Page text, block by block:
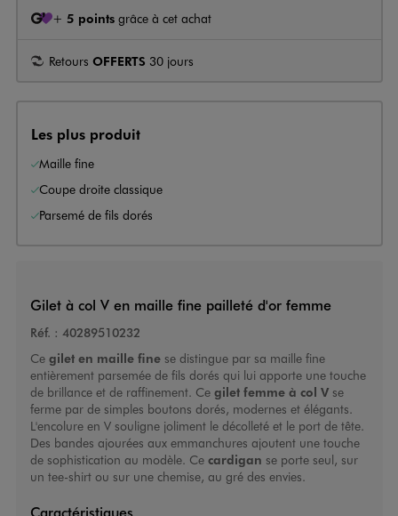
+ 5 points grâce à cet achat
Retours OFFERTS 30 jours
Les plus produit
Maille fine
Coupe droite classique
Parsemé de fils dorés
Gilet à col V en maille fine pailleté d'or femme
Réf. : 40289510232
Ce gilet en maille finese distingue par sa maille fine
entièrement parsemée de fils dorés qui lui apporte une touche
de brillance et de raffinement. Ce gilet femme à col Vse
ferme par de simples boutons dorés, modernes et élégants.
L'encolure en V souligne joliment le décolleté et le port de tête.
Des bandes ajourées aux emmanchures ajoutent une touche
de sophistication au modèle. Ce cardigan se porte seul, sur
un tee-shirt ou sur une chemise, au gré des envies.
Caractéristiques